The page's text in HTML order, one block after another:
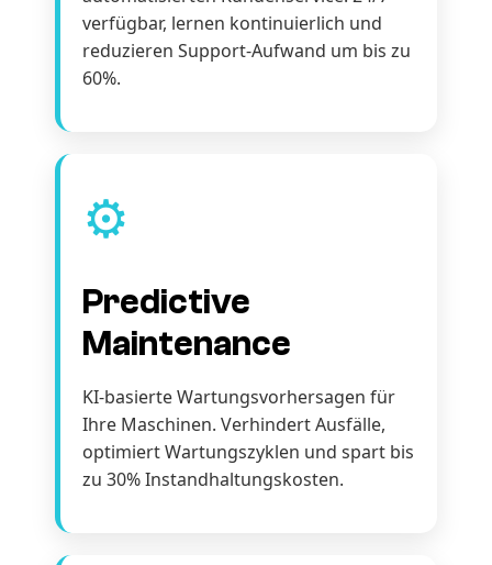
verfügbar, lernen kontinuierlich und
reduzieren Support-Aufwand um bis zu
60%.
⚙️
Predictive
Maintenance
KI-basierte Wartungsvorhersagen für
Ihre Maschinen. Verhindert Ausfälle,
optimiert Wartungszyklen und spart bis
zu 30% Instandhaltungskosten.